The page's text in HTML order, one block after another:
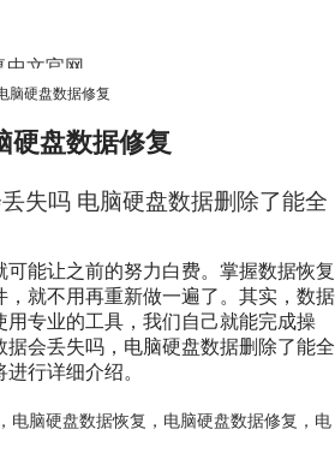
中文官网
脑硬盘数据修复
硬盘数据修复
失吗 电脑硬盘数据删除了能全
能让之前的努力白费。掌握数据恢复
，就不用再重新做一遍了。其实，数据
用专业的工具，我们自己就能完成操
会丢失吗，电脑硬盘数据删除了能全
行详细介绍。
， 电脑硬盘数据恢复 ， 电脑硬盘数据修复 ， 电